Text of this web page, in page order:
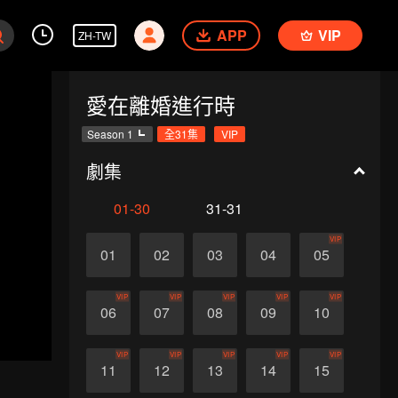
ZH-TW APP VIP
愛在離婚進行時
Season 1 全31集 VIP
劇集
01-30 31-31
01 02 03 04 05
VIP
06
VIP
07
VIP
08
VIP
09
VIP
10
VIP
11
VIP
12
VIP
13
VIP
14
VIP
15
VIP